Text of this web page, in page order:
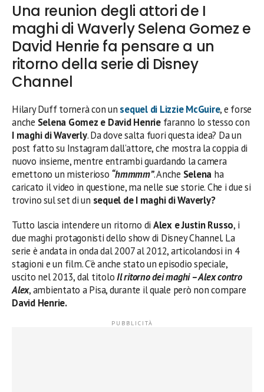
Una reunion degli attori de I
maghi di Waverly Selena Gomez e
David Henrie fa pensare a un
ritorno della serie di Disney
Channel
Hilary Duff tornerà con un sequel di Lizzie McGuire, e forse
anche Selena Gomez e David Henriefaranno lo stesso con
I maghi di Waverly. Da dove salta fuori questa idea? Da un
post fatto su Instagram dall’attore, che mostra la coppia di
nuovo insieme, mentre entrambi guardando la camera
emettono un misterioso “hmmmm”. Anche Selena ha
caricato il video in questione, ma nelle sue storie. Che i due si
trovino sul set di un sequel de I maghi di Waverly?
Tutto lascia intendere un ritorno di Alex e Justin Russo, i
due maghi protagonisti dello show di Disney Channel. La
serie è andata in onda dal 2007 al 2012, articolandosi in 4
stagioni e un film. C’è anche stato un episodio speciale,
uscito nel 2013, dal titoloIl ritorno dei maghi – Alex contro
Alex, ambientato a Pisa, durante il quale però non compare
David Henrie.